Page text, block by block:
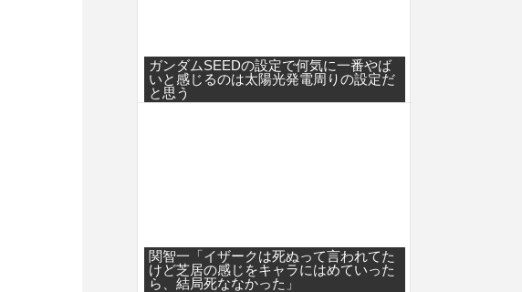
ガンダムSEEDの設定で何気に一番やば
いと感じるのは太陽光発電周りの設定だ
と思う
関智一「イザークは死ぬって言われてた
けど芝居の感じをキャラにはめていった
ら、結局死ななかった」